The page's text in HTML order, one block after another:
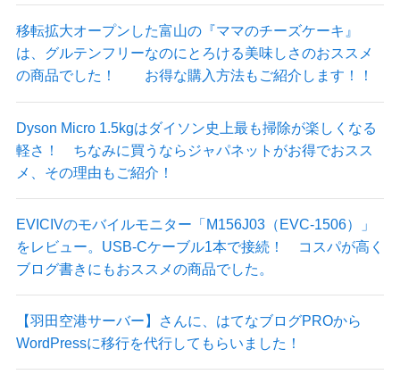
移転拡大オープンした富山の『ママのチーズケーキ』
は、グルテンフリーなのにとろける美味しさのおススメ
の商品でした！ お得な購入方法もご紹介します！！
Dyson Micro 1.5kgはダイソン史上最も掃除が楽しくなる
軽さ！ ちなみに買うならジャパネットがお得でおスス
メ、その理由もご紹介！
EVICIVのモバイルモニター「M156J03（EVC-1506）」
をレビュー。USB-Cケーブル1本で接続！ コスパが高く
ブログ書きにもおススメの商品でした。
【羽田空港サーバー】さんに、はてなブログPROから
WordPressに移行を代行してもらいました！